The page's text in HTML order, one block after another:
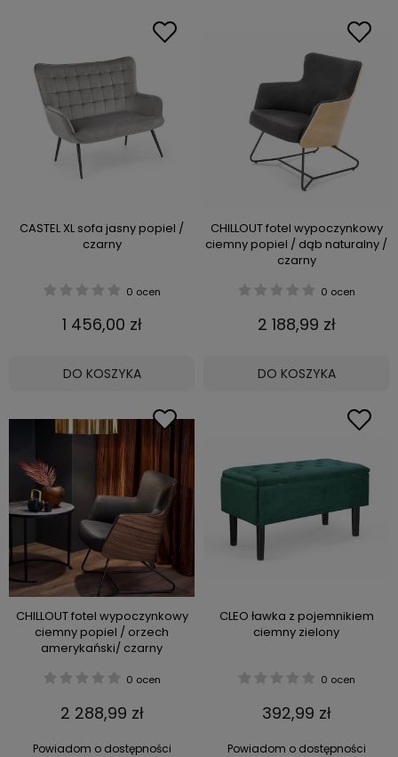
CASTEL XL sofa jasny popiel /
czarny
0 ocen
1 456,00 zł
DO KOSZYKA
CHILLOUT fotel wypoczynkowy
ciemny popiel / dąb naturalny /
czarny
0 ocen
2 188,99 zł
DO KOSZYKA
CHILLOUT fotel wypoczynkowy
ciemny popiel / orzech
amerykański/ czarny
0 ocen
2 288,99 zł
Powiadom o dostępności
CLEO ławka z pojemnikiem
ciemny zielony
0 ocen
392,99 zł
Powiadom o dostępności